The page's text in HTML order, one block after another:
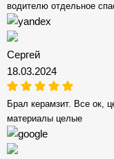
водителю отдельное
Сергей
18.03.2024
Брал керамзит. Все ок,
материалы целые